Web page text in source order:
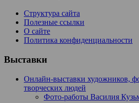
Структура сайта
Полезные ссылки
О сайте
Политика конфиденциальности
Выставки
Онлайн-выставки художников,
творческих людей
Фото-работы Василия